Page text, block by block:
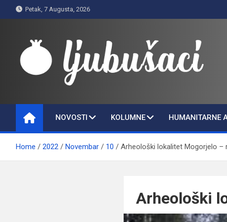
to
Petak, 7 Augusta, 2026
Ljubušaci
NOVOSTI KOLUMNE HUMANITARNE
Home 2022 Novembar 10 Arheološki lokalitet Mogorjelo –
Arheološki